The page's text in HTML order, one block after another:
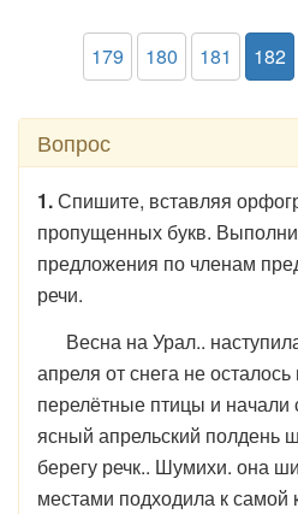
179 180 181 182
Вопрос
1.Спишите, вставляя
пропущенных букв.
предложения по членам
речи.
Весна на Урал..
апреля от снега не
перелётные птицы и начали
ясный апрельский полдень
берегу речк.. Шумихи. она
местами подходила к самой